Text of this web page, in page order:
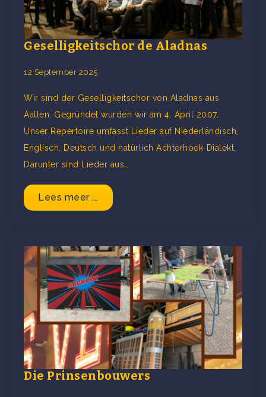
Geselligkeitschor de Aladnas
12 September 2025
Wir sind der Geselligkeitschor von Aladnas aus
Aalten. Gegründet wurden wir am 4. April 2007.
Unser Repertoire umfasst Lieder auf Niederländisch,
Englisch, Deutsch und natürlich Achterhoek-Dialekt.
Darunter sind Lieder aus…
Lees meer ...
Die Prinsenbouwers